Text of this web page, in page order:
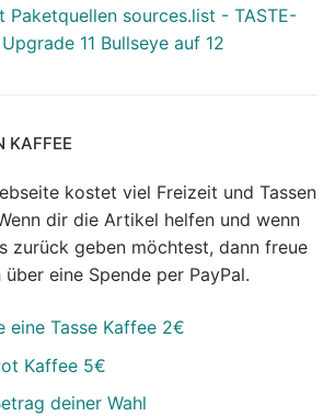
Paketquellen sources.list - TASTE-
11 Bullseye auf 12
KAFFEE
kostet viel Freizeit und Tassen
dir die Artikel helfen und wenn
zurück geben möchtest, dann freue
über eine Spende per PayPal.
eine Tasse Kaffee 2€
Kaffee 5€
deiner Wahl